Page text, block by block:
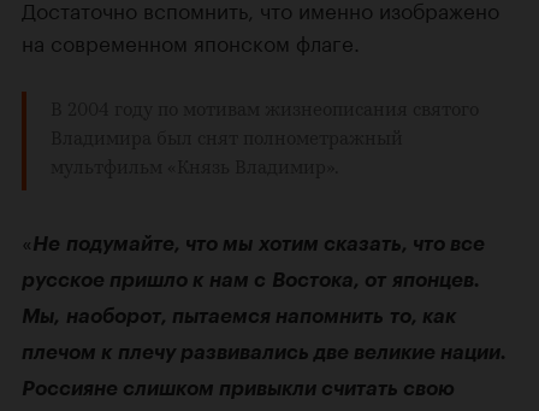
Достаточно вспомнить, что именно изображено
на современном японском флаге.
«Не подумайте, что мы хотим сказать, что все
русское пришло к нам с Востока, от японцев.
Мы, наоборот, пытаемся напомнить то, как
плечом к плечу развивались две великие нации.
Россияне слишком привыкли считать свою